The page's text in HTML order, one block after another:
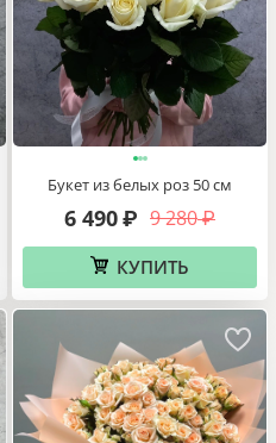
Букет из белых роз 50 см
9 280 ₽
6 490₽
КУПИТЬ